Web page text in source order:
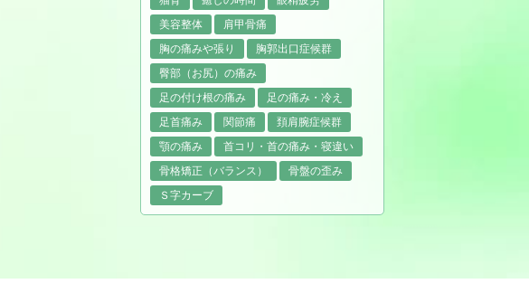
美容整体
肩甲骨痛
胸の痛みや張り
胸郭出口症候群
臀部（お尻）の痛み
足の付け根の痛み
足の痛み・冷え
足首痛み
関節痛
頚肩腕症候群
顎の痛み
首コリ・首の痛み・寝違い
骨格矯正（バランス）
骨盤の歪み
Ｓ字カーブ